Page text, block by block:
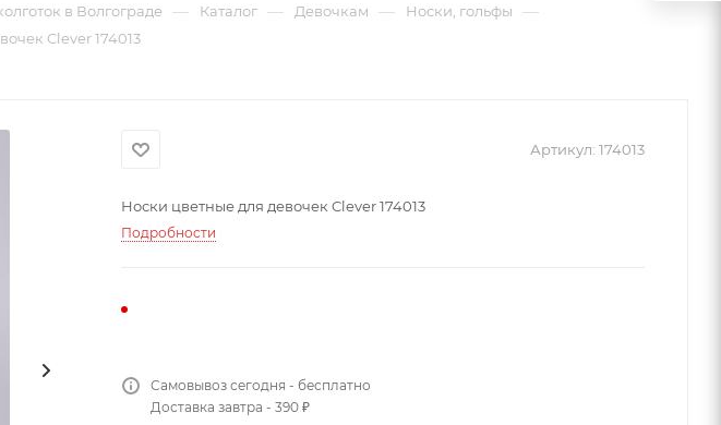
в Волгограде — Каталог — Девочкам — Носки, гольфы —
Clever 174013
Артикул: 174013
Носки цветные для девочек Clever 174013
Подробности
Самовывоз сегодня - бесплатно
Доставка завтра - 390 ₽